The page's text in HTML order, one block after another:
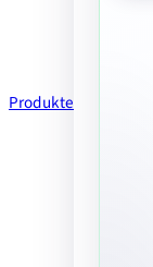
Produkte